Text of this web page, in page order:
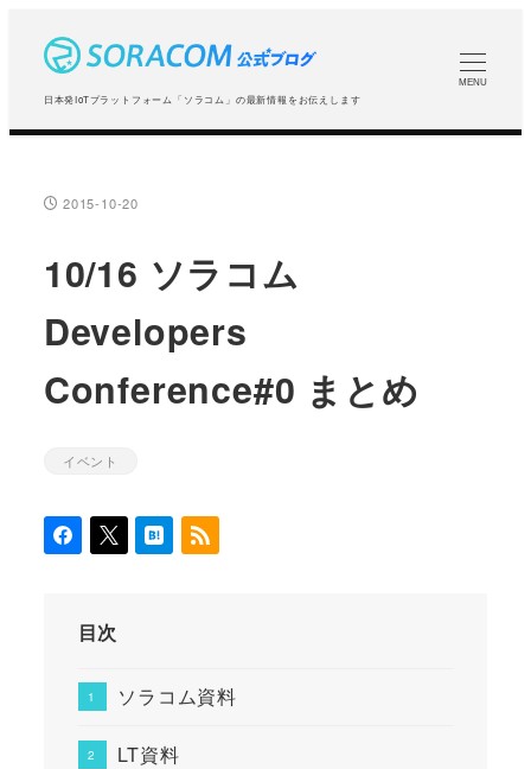
コ
日本発IoTプラットフォーム「ソラコム」の最新情報をお伝えします
MENU
投稿日
2015-10-20
10/16 ソラコム
Developers
Conference#0 まとめ
カテゴリー
イベント
目次
ソラコム資料
LT資料